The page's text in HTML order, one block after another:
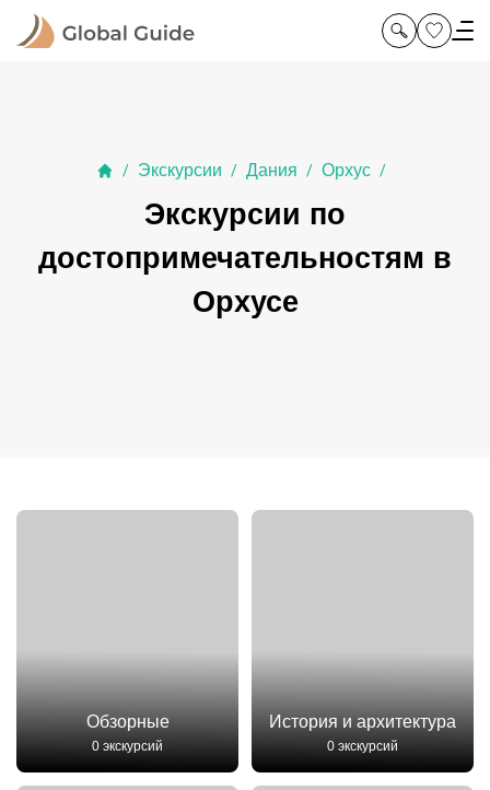
/ Экскурсии / Дания / Орхус /
Экскурсии по
достопримечательностям в
Орхусе
Обзорные
0 экскурсий
История и архитектура
0 экскурсий